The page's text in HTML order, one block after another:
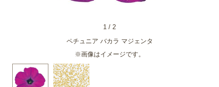
ペチュニア バカラ マジェンタ
※画像はイメージです。
1 / 2